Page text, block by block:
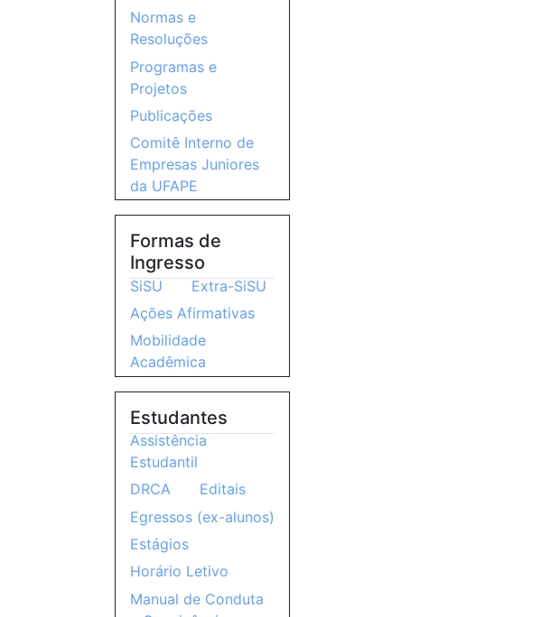
Normas e
Resoluções
Programas e
Projetos
Publicações
Comitê Interno de
Empresas Juniores
da UFAPE
Formas de
Ingresso
SiSU
Extra-SiSU
Ações Afirmativas
Mobilidade
Acadêmica
Estudantes
Assistência
Estudantil
DRCA
Editais
Egressos (ex-alunos)
Estágios
Horário Letivo
Manual de Conduta